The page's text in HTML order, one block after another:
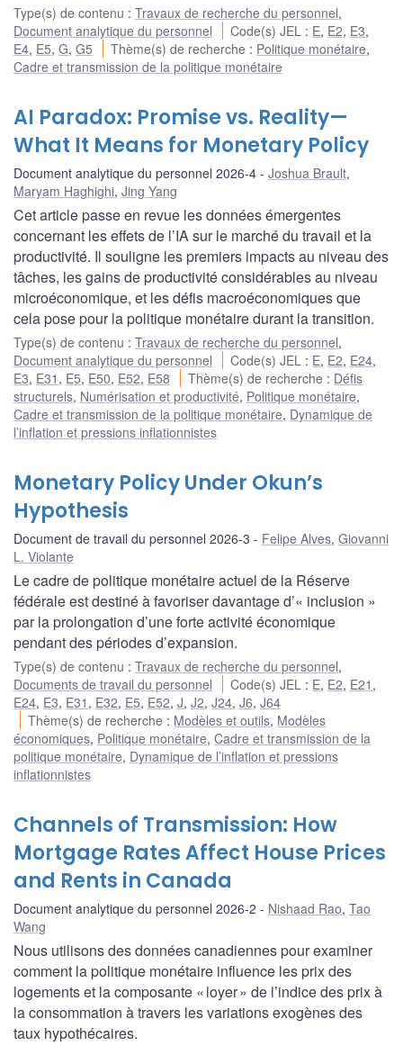
Type(s) de contenu : Travaux de recherche du personnel,
Document analytique du personnel
Code(s) JEL : E, E2, E3,
E4, E5, G, G5 Thème(s) de recherche : Politique monétaire,
Cadre et transmission de la politique monétaire
AI Paradox: Promise vs. Reality—
What It Means for Monetary Policy
Document analytique du personnel 2026-4 Joshua Brault,
Maryam Haghighi, Jing Yang
Cet article passe en revue les données émergentes
concernant les effets de l’IA sur le marché du travail et la
productivité. Il souligne les premiers impacts au niveau des
tâches, les gains de productivité considérables au niveau
microéconomique, et les défis macroéconomiques que
cela pose pour la politique monétaire durant la transition.
Type(s) de contenu : Travaux de recherche du personnel,
Document analytique du personnel
Code(s) JEL : E, E2, E24,
E3, E31 , E5, E50, E52, E58 Thème(s) de recherche : Défis
structurels, Numérisation et productivité, Politique monétaire,
Cadre et transmission de la politique monétaire, Dynamique de
l’inflation et pressions inflationnistes
Monetary Policy Under Okun’s
Hypothesis
Document de travail du personnel 2026-3 Felipe Alves, Giovanni
L. Violante
Le cadre de politique monétaire actuel de la Réserve
fédérale est destiné à favoriser davantage d’« inclusion »
par la prolongation d’une forte activité économique
pendant des périodes d’expansion.
Type(s) de contenu : Travaux de recherche du personnel,
Documents de travail du personnel
Code(s) JEL : E, E2, E21 ,
E24, E3, E31 , E32, E5, E52, J, J2, J24, J6, J64
Thème(s) de recherche : Modèles et outils, Modèles
économiques, Politique monétaire, Cadre et transmission de la
politique monétaire, Dynamique de l’inflation et pressions
inflationnistes
Channels of Transmission: How
Mortgage Rates Affect House Prices
and Rents in Canada
Document analytique du personnel 2026-2 Nishaad Rao, Tao
Wang
Nous utilisons des données canadiennes pour examiner
comment la politique monétaire influence les prix des
logements et la composante « loyer » de l’indice des prix à
la consommation à travers les variations exogènes des
taux hypothécaires.